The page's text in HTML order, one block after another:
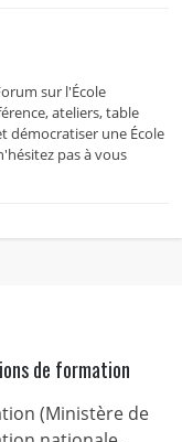
sur l'École
ateliers, table
démocratiser une École
pas à vous
de formation
(Ministère de